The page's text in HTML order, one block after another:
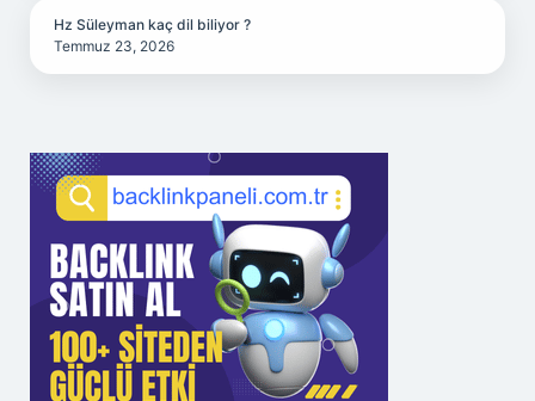
Hz Süleyman kaç dil biliyor ?
Temmuz 23, 2026